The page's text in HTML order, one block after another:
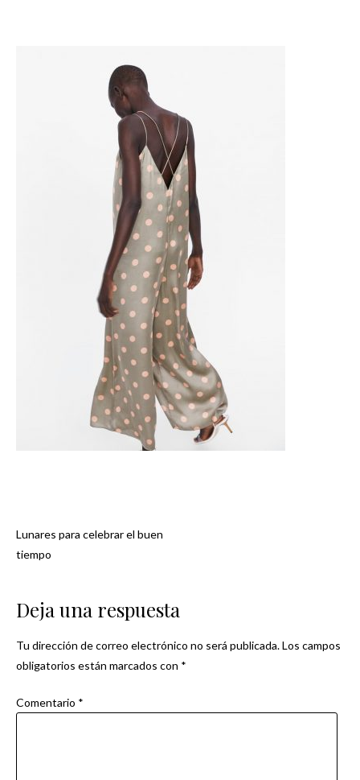
Navegación
Lunares para celebrar el buen
tiempo
Deja una respuesta
Tu dirección de correo electrónico no será publicada.Los campos
obligatorios están marcados con *
Comentario *